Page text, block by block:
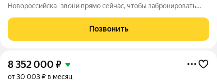
Новороссийска- звони прямо сейчас, чтобы забронировать
студия с ремонтом и мебелью в самом перспективном Южном
районе Новороссийска! Не
Позвонить
8 352 000 ₽
от 30 003 ₽ в месяц